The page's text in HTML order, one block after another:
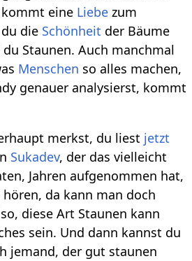
eine Liebe zum
die Schönheit der Bäume
Staunen. Auch manchmal
Menschen so alles machen,
genauer analysierst, kommt
merkst, du liest jetzt
Sukadev, der das vielleicht
Jahren aufgenommen hat,
da kann man doch
diese Art Staunen kann
sein. Und dann kannst du
jemand, der gut staunen